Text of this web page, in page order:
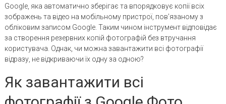
Google, яка автоматично зберігає та впорядковує копії всіх
зображень та відео на мобільному пристрої, пов’язаному з
обліковим записом Google. Таким чином інструмент відповідає
за створення резервних копій фотографій без втручання
користувача. Однак, чи можна завантажити всі фотографії
відразу, не відкриваючи їх одну за одною?
Як завантажити всі